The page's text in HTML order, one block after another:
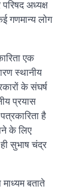
अध्यक्ष
गणमान्य लोग
एक
स्थानीय
के संघर्ष
प्रयास
है
के लिए
सुभाष चंद्र
माध्यम बताते